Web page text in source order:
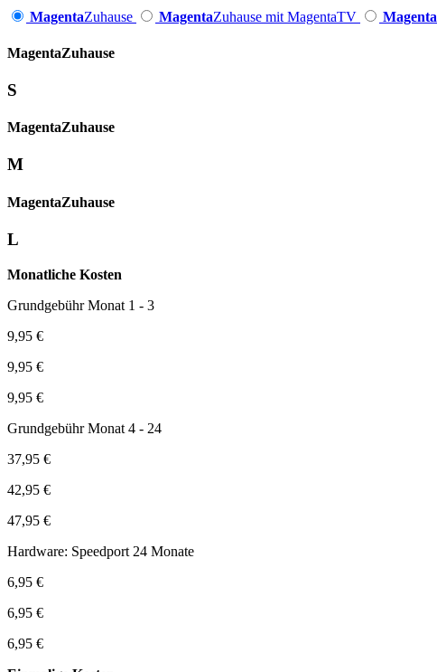
MagentaZuhause MagentaZuhause mit MagentaTV Magenta
Magenta­Zuhause
S
Magenta­Zuhause
M
Magenta­Zuhause
L
Monatliche Kosten
Grundgebühr Monat 1 - 3
9,95 €
9,95 €
9,95 €
Grundgebühr Monat 4 - 24
37,95 €
42,95 €
47,95 €
Hardware: Speedport 24 Monate
6,95 €
6,95 €
6,95 €